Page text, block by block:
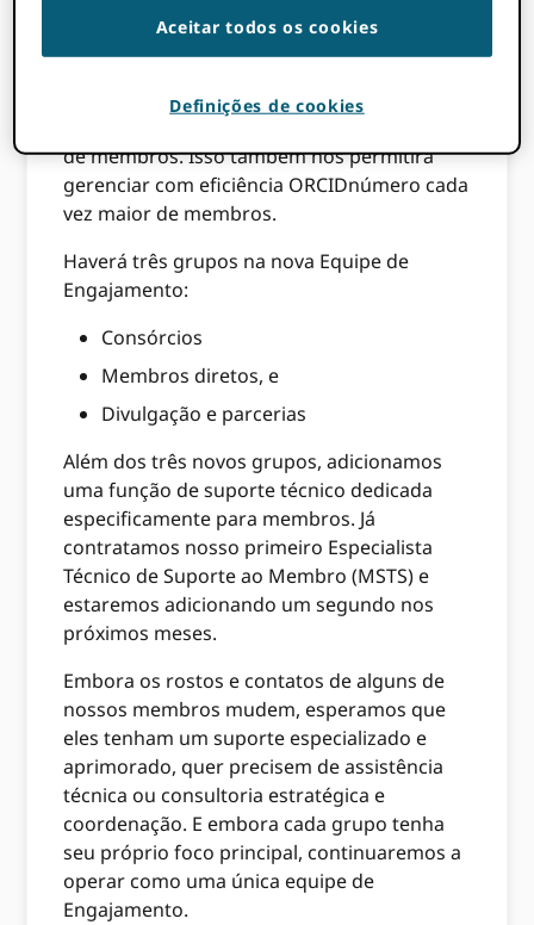
em torno de nossos diferentes tipos de
permitirá otimizar nosso suporte com foco
de membros. Isso também nos permitirá
gerenciar com eficiência ORCIDnúmero cada
vez maior de membros.
Haverá três grupos na nova Equipe de
Engajamento:
Consórcios
Membros diretos, e
Divulgação e parcerias
Além dos três novos grupos, adicionamos
uma função de suporte técnico dedicada
especificamente para membros. Já
contratamos nosso primeiro Especialista
Técnico de Suporte ao Membro (MSTS) e
estaremos adicionando um segundo nos
próximos meses.
Embora os rostos e contatos de alguns de
nossos membros mudem, esperamos que
eles tenham um suporte especializado e
aprimorado, quer precisem de assistência
técnica ou consultoria estratégica e
coordenação. E embora cada grupo tenha
seu próprio foco principal, continuaremos a
operar como uma única equipe de
Engajamento.
Aceitar todos os cookies
Definições de cookies